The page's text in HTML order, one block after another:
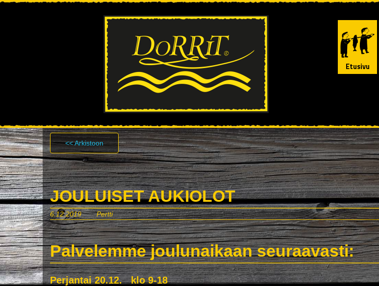
Etusivu
<< Arkistoon
JOULUISET AUKIOLOT
6.12.2019 Pertti
Palvelemme joulunaikaan seuraavasti:
Perjantai 20.12. klo 9-18